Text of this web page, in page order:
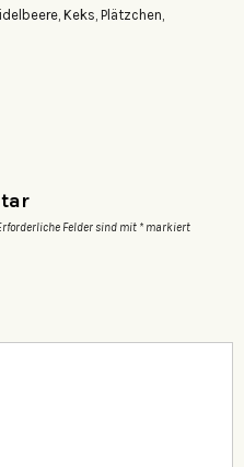
, Keks, Plätzchen,
Felder sind mit * markiert